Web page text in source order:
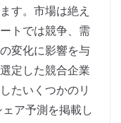
す。市場は絶え
トでは競争、需
変化に影響を与
定した競合企業
たいくつかのリ
ア予測を掲載し